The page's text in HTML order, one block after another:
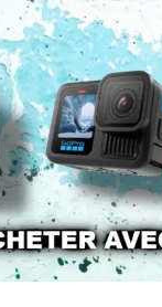
PHOTOS
ET
VIDÉOS